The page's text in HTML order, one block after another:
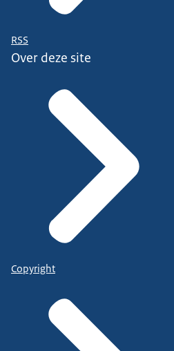
RSS
Over deze site
Copyright